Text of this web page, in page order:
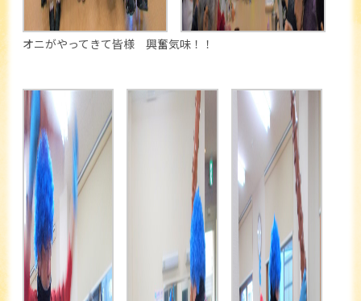
オニがやってきて皆様 興奮気味！！